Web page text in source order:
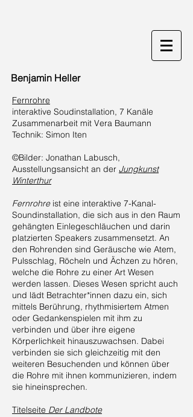
Benjamin Heller
Fernrohre
interaktive Soudinstallation, 7 Kanäle
Zusammenarbeit mit Vera Baumann
Technik: Simon Iten
©Bilder: Jonathan Labusch,
Ausstellungsansicht an der Jungkunst
Winterthur
Fernrohreist eine interaktive 7-Kanal-
Soundinstallation, die sich aus in den Raum
gehängten Einlegeschläuchen und darin
platzierten Speakers zusammensetzt. An
den Rohrenden sind Geräusche wie Atem,
Pulsschlag, Röcheln und Ächzen zu hören,
welche die Rohre zu einer Art Wesen
werden lassen. Dieses Wesen spricht auch
und lädt Betrachter*innen dazu ein, sich
mittels Berührung, rhythmisiertem Atmen
oder Gedankenspielen mit ihm zu
verbinden und über ihre eigene
Körperlichkeit hinauszuwachsen. Dabei
verbinden sie sich gleichzeitig mit den
weiteren Besuchenden und können über
die Rohre mit ihnen kommunizieren, indem
sie hineinsprechen.
Titelseite Der Landbote